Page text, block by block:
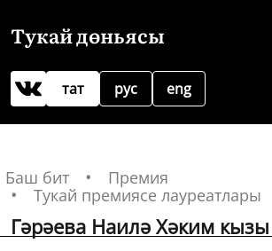
Тукай дөньясы
рус
тат eng
Баш бит
Премия
Тукай премиясе лауреатлары
Гәрәева Наилә Хәким кызы